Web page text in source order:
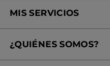
MIS SERVICIOS
Tratamientos de Belleza
¿QUIÉNES SOMOS?